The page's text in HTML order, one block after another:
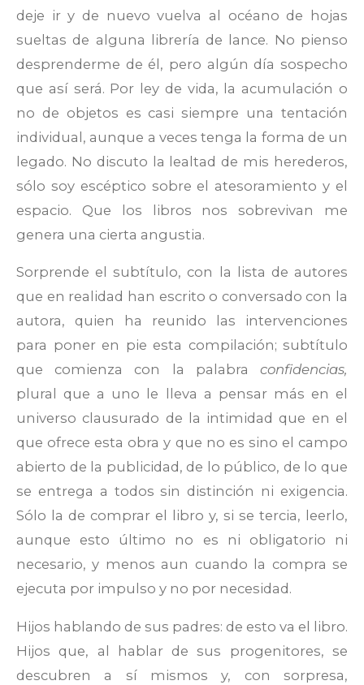
deje ir y de nuevo vuelva al océano de hojas
sueltas de alguna librería de lance. No pienso
desprenderme de él, pero algún día sospecho
que así será. Por ley de vida, la acumulación o
no de objetos es casi siempre una tentación
individual, aunque a veces tenga la forma de un
legado. No discuto la lealtad de mis herederos,
sólo soy escéptico sobre el atesoramiento y el
espacio. Que los libros nos sobrevivan me
genera una cierta angustia.
Sorprende el subtítulo, con la lista de autores
que en realidad han escrito o conversado con la
autora, quien ha reunido las intervenciones
para poner en pie esta compilación; subtítulo
que comienza con la palabra confidencias,
plural que a uno le lleva a pensar más en el
universo clausurado de la intimidad que en el
que ofrece esta obra y que no es sino el campo
abierto de la publicidad, de lo público, de lo que
se entrega a todos sin distinción ni exigencia.
Sólo la de comprar el libro y, si se tercia, leerlo,
aunque esto último no es ni obligatorio ni
necesario, y menos aun cuando la compra se
ejecuta por impulso y no por necesidad.
Hijos hablando de sus padres: de esto va el libro.
Hijos que, al hablar de sus progenitores, se
descubren a sí mismos y, con sorpresa,